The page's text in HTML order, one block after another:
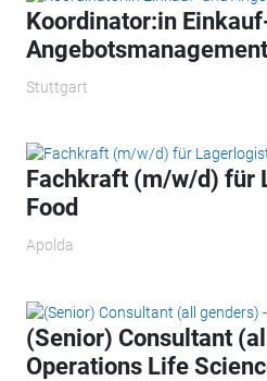
Koordinator:in
Stuttgart
Fachkraft (m/w/d) für
Food
Apolda
(Senior) Consultant
Operations Life